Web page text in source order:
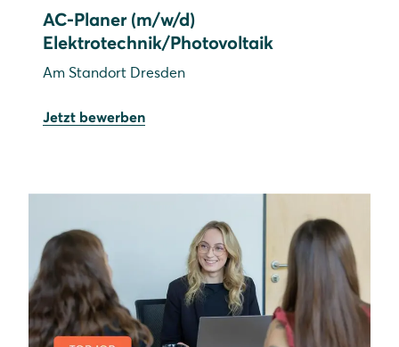
AC-Planer (m/w/d)
Elektrotechnik/Photovoltaik
Am Standort Dresden
Jetzt bewerben